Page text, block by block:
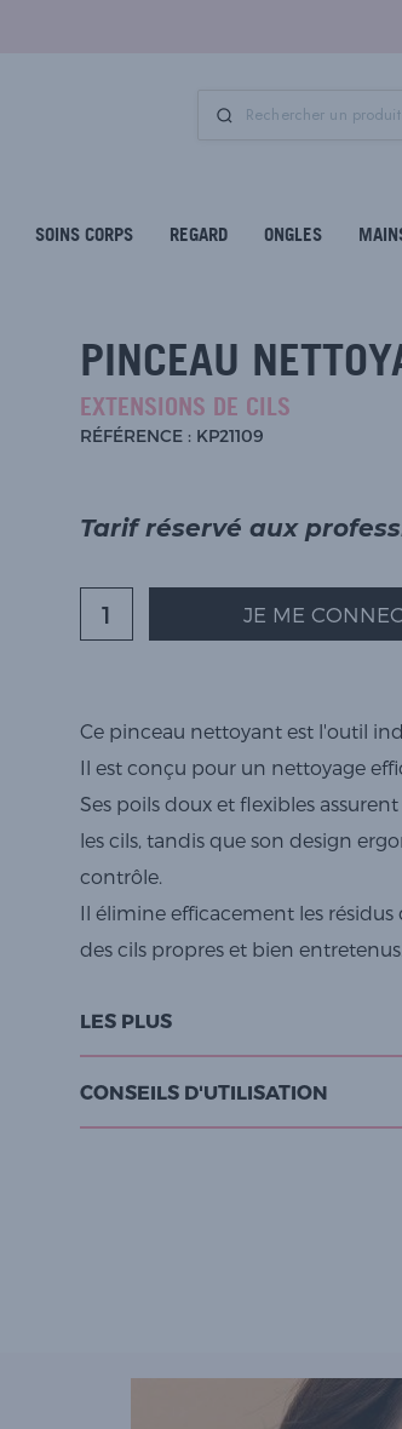
SOINS CORPS REGARD ONGLES
PINCEAU
EXTENSIONS DE CILS
RÉFÉRENCE : KP21109
Tarif réservé aux
JE ME
Ce pinceau nettoyant est l'outil
Il est conçu pour un nettoyage
Ses poils doux et flexibles
les cils, tandis que son design
contrôle.
Il élimine efficacement les
des cils propres et bien
LES PLUS
CONSEILS D'UTILISATION